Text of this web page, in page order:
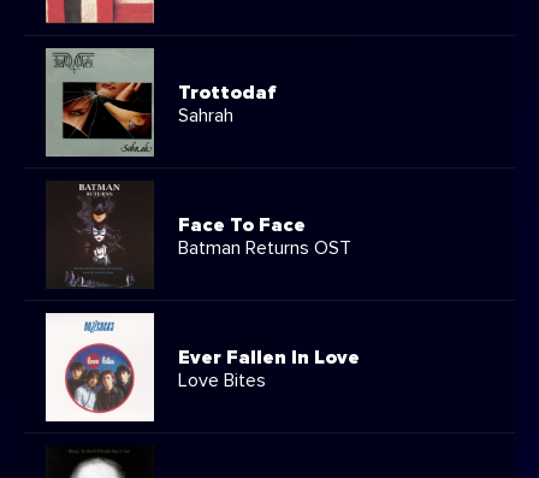
Trottodaf
Sahrah
Face To Face
Batman Returns OST
Ever Fallen In Love
Love Bites